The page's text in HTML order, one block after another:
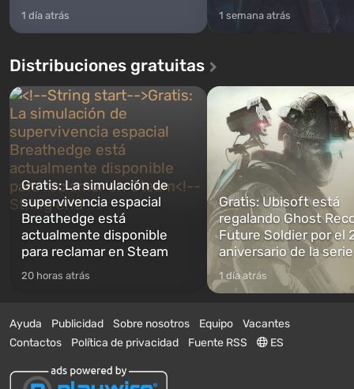
1 día atrás 1 semana atrás
Distribuciones gratuitas
Gratis: La simulación de
supervivencia espacial
Breathedge está
actualmente disponible
para reclamar en Steam
20 horas atrás
Gratis: Ubisoft está
regalando Ghost
Future Soldier por el
aniversario de la serie
1 día atrás
Ayuda Publicidad Sobre nosotros Equipo
Vacantes
Contactos
Política de privacidad Fuente RSS ES